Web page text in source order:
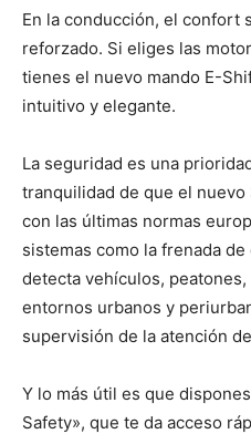
En la conducción, el confort
reforzado. Si eliges las
tienes el nuevo mando E-
intuitivo y elegante.
La seguridad es una
tranquilidad de que el
con las últimas normas
sistemas como la frenada
detecta vehículos,
entornos urbanos y
supervisión de la atención
Y lo más útil es que
Safety», que te da acceso